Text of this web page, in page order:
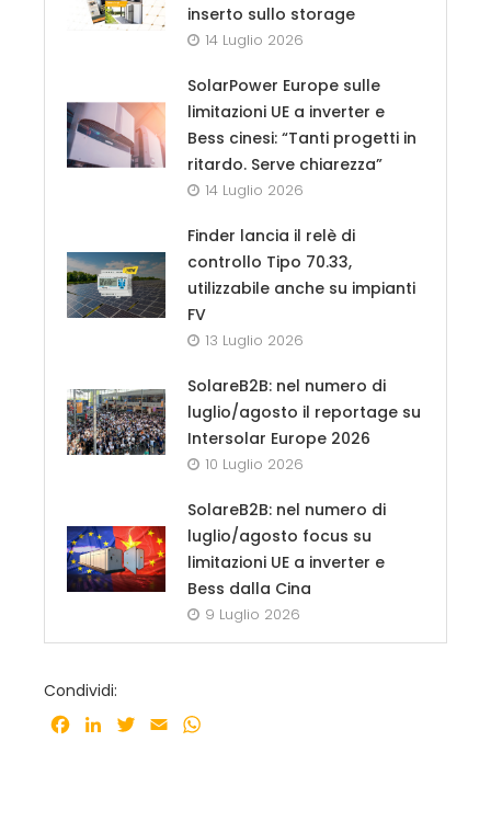
inserto sullo storage
14 Luglio 2026
SolarPower Europe sulle
limitazioni UE a inverter e
Bess cinesi: “Tanti progetti in
ritardo. Serve chiarezza”
14 Luglio 2026
Finder lancia il relè di
controllo Tipo 70.33,
utilizzabile anche su impianti
FV
13 Luglio 2026
SolareB2B: nel numero di
luglio/agosto il reportage su
Intersolar Europe 2026
10 Luglio 2026
SolareB2B: nel numero di
luglio/agosto focus su
limitazioni UE a inverter e
Bess dalla Cina
9 Luglio 2026
Condividi:
Facebook
LinkedInTwitter
Email